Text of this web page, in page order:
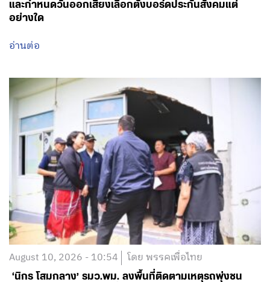
และกำหนดวันออกเสียงเลือกตั้งบอร์ดประกันสังคมแต่
อย่างใด
อ่านต่อ
August 10, 2026 - 10:54 โดย พรรคเพื่อไทย
‘นิกร โสมกลาง’ รมว.พม. ลงพื้นที่ติดตามเหตุรถพุ่งชน